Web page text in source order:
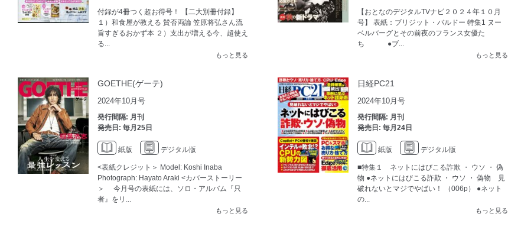
付録が4冊つく超お得号！ 【二大別冊付録】
１）和食屋が教える 賛否両論 笠原将弘さん流
旨すぎるおかず本 ２）支出が増える今、超使え
る...
もっと見る
【おとなのデジタルTVナビ２０２４年１０月
号】 表紙：ブリジット・バルドー 特集1 ヌー
ベルバーグとその前夜のフランス女優た
ち ●ブ...
もっと見る
GOETHE(ゲーテ)
2024年10月号
発行間隔: 月刊
発売日: 毎月25日
紙版 デジタル版
<表紙クレジット＞ Model: Koshi Inaba
Photograph: Hayato Araki <カバーストーリー
＞ 今月号の表紙には、ソロ・アルバム『只
者』をリ...
もっと見る
日経PC21
2024年10月号
発行間隔: 月刊
発売日: 毎月24日
紙版 デジタル版
■特集１ ネットにはびこる詐欺 ・ ウソ ・ 偽
物 ●ネットにはびこる詐欺 ・ ウソ ・ 偽物 見
破れないとマジでやばい！ （006p） ●ネット
の...
もっと見る